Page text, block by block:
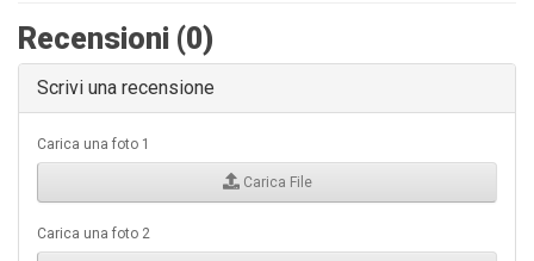
Recensioni (0)
Scrivi una recensione
Carica una foto 1
Carica File
Carica una foto 2